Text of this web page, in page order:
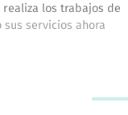
los trabajos de
servicios ahora